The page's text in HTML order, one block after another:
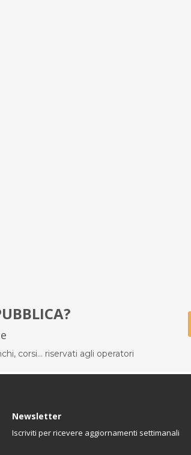
corsi... riservati agli operatori
Newsletter
Iscriviti per ricevere aggiornamenti settimanali